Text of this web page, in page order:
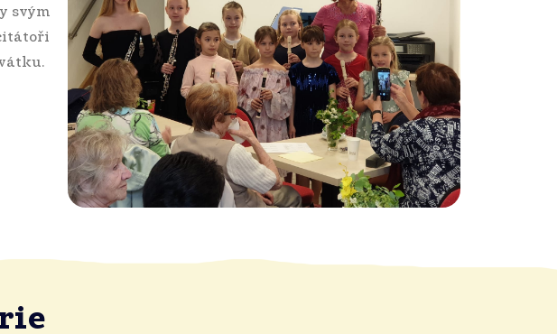
svým